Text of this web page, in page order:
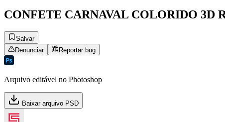
CONFETE CARNAVAL COLORIDO 3D
Salvar
Denunciar
Reportar bug
Arquivo editável no Photoshop
Baixar arquivo PSD